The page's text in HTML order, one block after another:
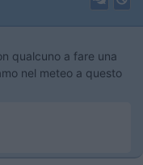
qualcuno a fare una
nel meteo a questo